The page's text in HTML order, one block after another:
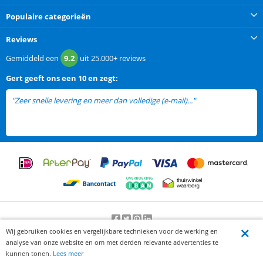
Populaire categorieën
Reviews
Gemiddeld een 9.2 uit25.000+ reviews
Gertgeeft ons een 10 en zegt:
"Zeer snelle levering en meer dan volledige (e-mail)..."
Beoordeling door klanten:9.2/10-25000beoordelingen
Wij gebruiken cookies en vergelijkbare technieken voor de werking en
analyse van onze website en om met derden relevante advertenties te
kunnen tonen. Lees meer